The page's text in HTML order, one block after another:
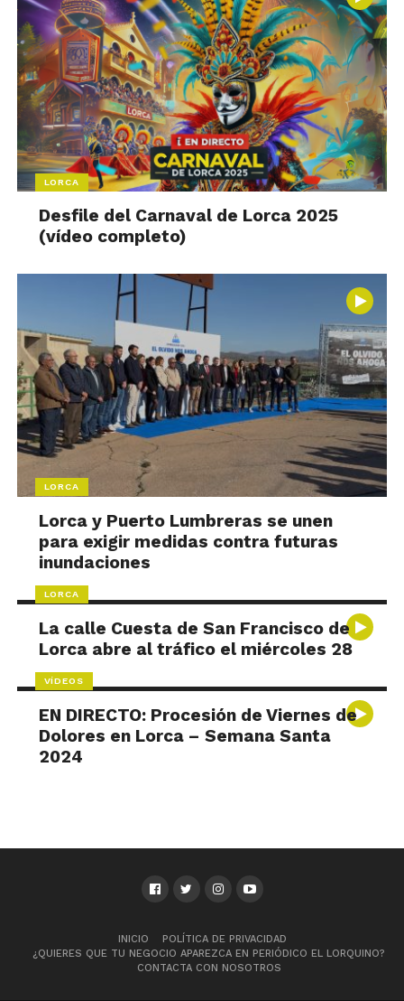
LORCA
Desfile del Carnaval de Lorca 2025
(vídeo completo)
LORCA
Lorca y Puerto Lumbreras se unen
para exigir medidas contra futuras
inundaciones
LORCA
La calle Cuesta de San Francisco de
Lorca abre al tráfico el miércoles 28
VÍDEOS
EN DIRECTO: Procesión de Viernes de
Dolores en Lorca – Semana Santa
2024
INICIO
POLÍTICA DE PRIVACIDAD
¿QUIERES QUE TU NEGOCIO APAREZCA EN PERIÓDICO EL LORQUINO?
CONTACTA CON NOSOTROS